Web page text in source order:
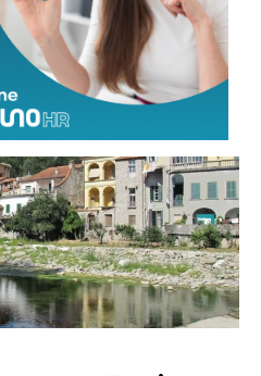
“Nessun via libera